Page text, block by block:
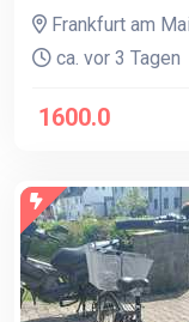
Frankfurt am
ca. vor 3 Tagen
1600.0